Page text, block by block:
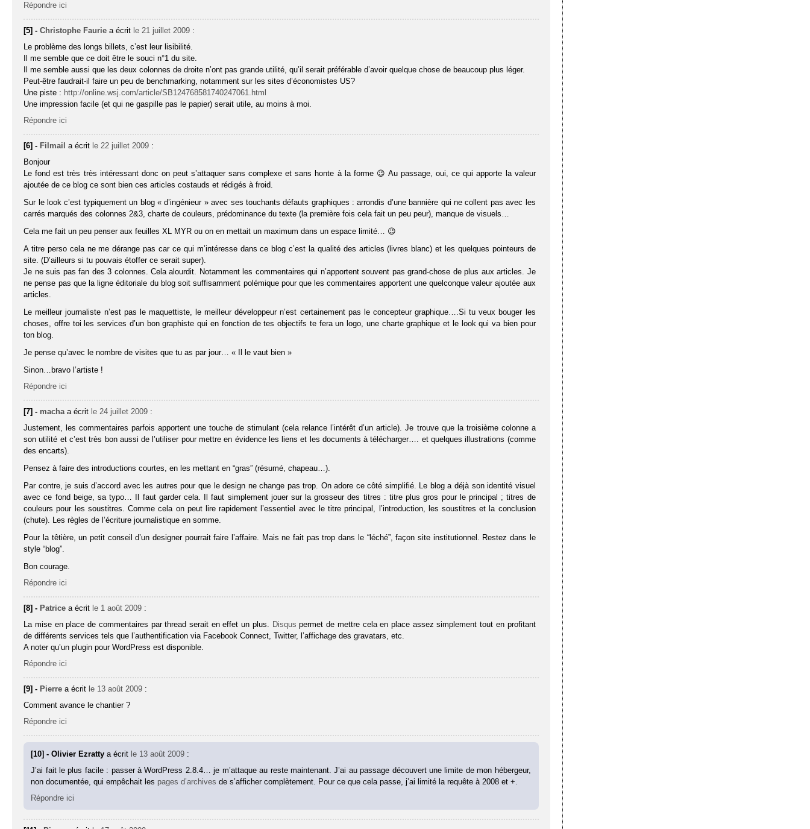
Répondre ici
[5] -Christophe Faurie a écrit le 21 juillet 2009 :
Le problème des longs billets, c’est leur lisibilité.
Il me semble que ce doit être le souci n°1 du site.
Il me semble aussi que les deux colonnes de droite n’ont pas grande utilité, qu’il serait préférable d’avoir quelque chose de beaucoup plus léger.
Peut-être faudrait-il faire un peu de benchmarking, notamment sur les sites d’économistes US?
Une piste : http://online.wsj.com/article/SB124768581740247061.html
Une impression facile (et qui ne gaspille pas le papier) serait utile, au moins à moi.
Répondre ici
[6] - Filmail a écrit le 22 juillet 2009 :
Bonjour
Le fond est très très intéressant donc on peut s’attaquer sans complexe et sans honte à la forme 😉 Au passage, oui, ce qui apporte la valeur
ajoutée de ce blog ce sont bien ces articles costauds et rédigés à froid.
Sur le look c’est typiquement un blog « d’ingénieur » avec ses touchants défauts graphiques : arrondis d’une bannière qui ne collent pas avec les
carrés marqués des colonnes 2&3, charte de couleurs, prédominance du texte (la première fois cela fait un peu peur), manque de visuels…
Cela me fait un peu penser aux feuilles XL MYR ou on en mettait un maximum dans un espace limité… 😉
A titre perso cela ne me dérange pas car ce qui m’intéresse dans ce blog c’est la qualité des articles (livres blanc) et les quelques pointeurs de
site. (D’ailleurs si tu pouvais étoffer ce serait super).
Je ne suis pas fan des 3 colonnes. Cela alourdit. Notamment les commentaires qui n’apportent souvent pas grand-chose de plus aux articles. Je
ne pense pas que la ligne éditoriale du blog soit suffisamment polémique pour que les commentaires apportent une quelconque valeur ajoutée aux
articles.
Le meilleur journaliste n’est pas le maquettiste, le meilleur développeur n’est certainement pas le concepteur graphique….Si tu veux bouger les
choses, offre toi les services d’un bon graphiste qui en fonction de tes objectifs te fera un logo, une charte graphique et le look qui va bien pour
ton blog.
Je pense qu’avec le nombre de visites que tu as par jour… « Il le vaut bien »
Sinon…bravo l’artiste !
Répondre ici
[7] - macha a écrit le 24 juillet 2009 :
Justement, les commentaires parfois apportent une touche de stimulant (cela relance l’intérêt d’un article). Je trouve que la troisième colonne a
son utilité et c’est très bon aussi de l’utiliser pour mettre en évidence les liens et les documents à télécharger…. et quelques illustrations (comme
des encarts).
Pensez à faire des introductions courtes, en les mettant en “gras” (résumé, chapeau…).
Par contre, je suis d’accord avec les autres pour que le design ne change pas trop. On adore ce côté simplifié. Le blog a déjà son identité visuel
avec ce fond beige, sa typo… Il faut garder cela. Il faut simplement jouer sur la grosseur des titres : titre plus gros pour le principal ; titres de
couleurs pour les soustitres. Comme cela on peut lire rapidement l’essentiel avec le titre principal, l’introduction, les soustitres et la conclusion
(chute). Les règles de l’écriture journalistique en somme.
Pour la têtière, un petit conseil d’un designer pourrait faire l’affaire. Mais ne fait pas trop dans le “léché”, façon site institutionnel. Restez dans le
style “blog”.
Bon courage.
Répondre ici
[8] - Patrice a écrit le 1 août 2009 :
La mise en place de commentaires par thread serait en effet un plus. Disqus permet de mettre cela en place assez simplement tout en profitant
de différents services tels que l’authentification via Facebook Connect, Twitter, l’affichage des gravatars, etc.
A noter qu’un plugin pour WordPress est disponible.
Répondre ici
[9] - Pierre a écrit le 13 août 2009 :
Comment avance le chantier ?
Répondre ici
[10] - Olivier Ezrattya écrit le 13 août 2009 :
J’ai fait le plus facile : passer à WordPress 2.8.4… je m’attaque au reste maintenant. J’ai au passage découvert une limite de mon hébergeur,
non documentée, qui empêchait les pages d’archives de s’afficher complètement. Pour ce que cela passe, j’ai limité la requête à 2008 et +.
Répondre ici